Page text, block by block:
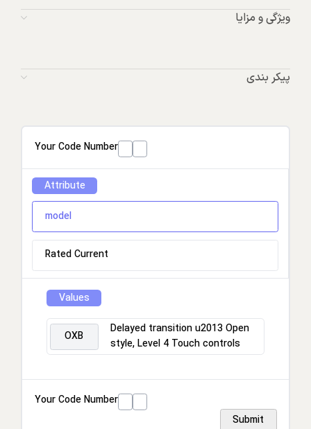
ویژگی و مزایا
پیکر بندی
Your Code Number
Attribute
model
Rated Current
Values
OXB
Delayed transition u2013 Open
style, Level 4 Touch controls
Your Code Number
Submit